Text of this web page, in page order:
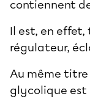
contiennent
Il est, en effet,
régulateur,
Au même
glycolique est